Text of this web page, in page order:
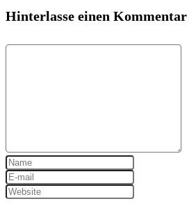
Hinterlasse einen Kommentar